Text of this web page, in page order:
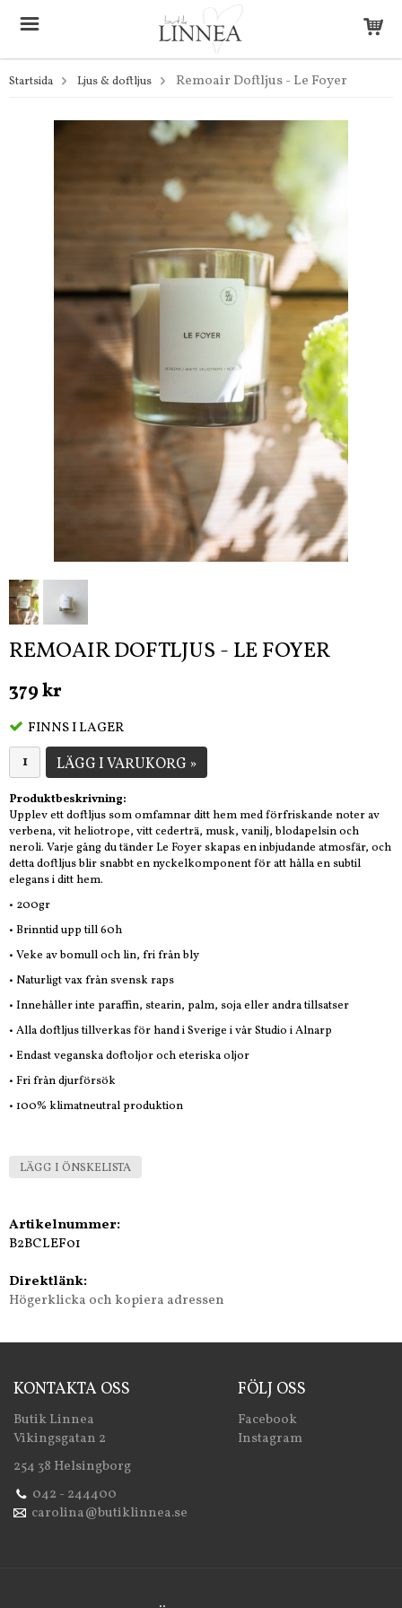
Startsida Ljus & doftljus Remoair Doftljus - Le Foyer
REMOAIR DOFTLJUS - LE FOYER
379 kr
FINNS I LAGER
LÄGG I VARUKORG »
Produktbeskrivning:
Upplev ett doftljus som omfamnar ditt hem med förfriskande noter av
verbena, vit heliotrope, vitt cederträ, musk, vanilj, blodapelsin och
neroli. Varje gång du tänder Le Foyer skapas en inbjudande atmosfär, och
detta doftljus blir snabbt en nyckelkomponent för att hålla en subtil
elegans i ditt hem.
• 200gr
• Brinntid upp till 60h
• Veke av bomull och lin, fri från bly
• Naturligt vax från svensk raps
• Innehåller inte paraffin, stearin, palm, soja eller andra tillsatser
• Alla doftljus tillverkas för hand i Sverige i vår Studio i Alnarp
• Endast veganska doftoljor och eteriska oljor
• Fri från djurförsök
• 100% klimatneutral produktion
LÄGG I ÖNSKELISTA
Artikelnummer:
B2BCLEF01
Direktlänk:
Högerklicka och kopiera adressen
KONTAKTA OSS
Butik Linnea
Vikingsgatan 2
254 38 Helsingborg
042 - 244400
carolina@butiklinnea.se
FÖLJ OSS
Facebook
Instagram